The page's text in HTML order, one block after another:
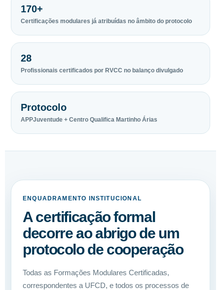
170+
Certificações modulares já atribuídas no âmbito do protocolo
28
Profissionais certificados por RVCC no balanço divulgado
Protocolo
APPJuventude + Centro Qualifica Martinho Árias
ENQUADRAMENTO INSTITUCIONAL
A certificação formal
decorre ao abrigo de um
protocolo de cooperação
Todas as Formações Modulares Certificadas,
correspondentes a UFCD, e todos os processos de